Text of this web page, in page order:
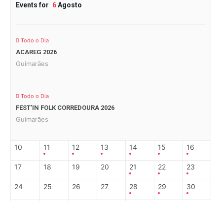
Events for 6Agosto
Todo o Dia
ACAREG 2026
Guimarães
Todo o Dia
FEST’IN FOLK CORREDOURA 2026
Guimarães
10 11 12 13 14 15 16
17 18 19 20 21 22 23
24 25 26 27 28 29 30